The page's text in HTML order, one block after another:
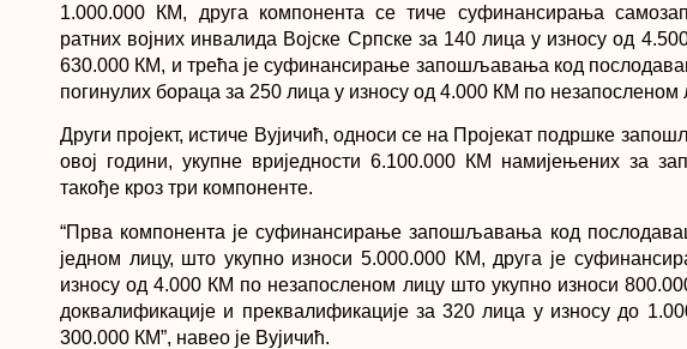
1.000.000 КМ, друга компонента се тиче суфинансирања
ратних војних инвалида Војске Српске за 140 лица у износу од
630.000 КМ, и трећа је суфинансирање запошљавања код
погинулих бораца за 250 лица у износу од 4.000 КМ по
Други пројект, истиче Вујичић, односи се на Пројекат подршке
овој години, укупне вриједности 6.100.000 КМ намијењених за
такође кроз три компоненте.
“Прва компонента је суфинансирање запошљавања код
једном лицу, што укупно износи 5.000.000 КМ, друга је
износу од 4.000 КМ по незапосленом лицу што укупно износи
доквалификације и преквалификације за 320 лица у износу до
300.000 КМ”, навео је Вујичић.